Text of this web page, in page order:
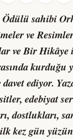
Ödülü sahibi
ve
ve Bir Hikâye
kurduğu
ediyor.
edebiyat
dostlukları,
kez gün